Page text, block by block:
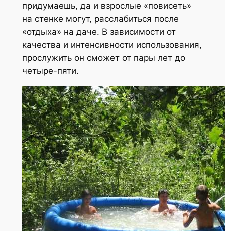
придумаешь, да и взрослые «повисеть»
на стенке могут, расслабиться после
«отдыха» на даче. В зависимости от
качества и интенсивности использования,
прослужить он сможет от пары лет до
четыре-пяти.